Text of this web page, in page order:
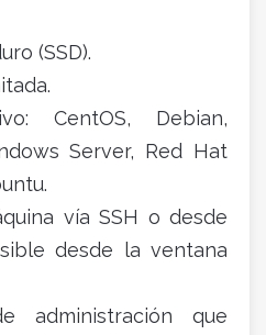
(SSD).
CentOS, Debian,
Server, Red Hat
vía SSH o desde
desde la ventana
administración que